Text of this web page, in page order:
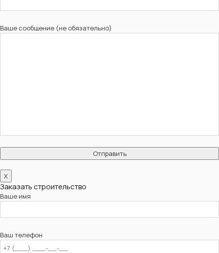
Ваше сообщение (не обязательно)
X
Заказать строительство
Ваше имя
Ваш телефон